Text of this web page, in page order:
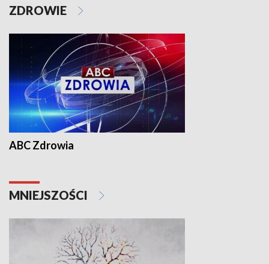
ZDROWIE
ABC Zdrowia
MNIEJSZOŚCI